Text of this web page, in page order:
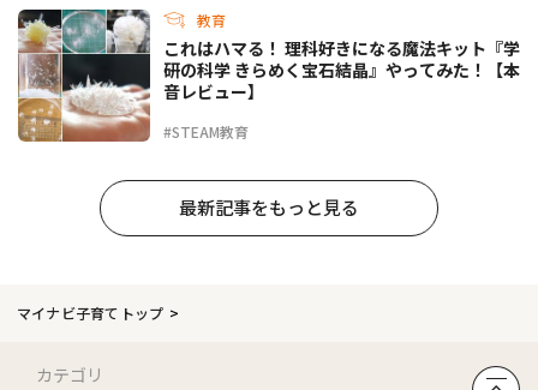
教育
#STEAM教育
これはハマる！ 理科好きになる魔法キット『学
研の科学 きらめく宝石結晶』やってみた！【本
音レビュー】
最新記事をもっと見る
マイナビ子育てトップ
カテゴリ